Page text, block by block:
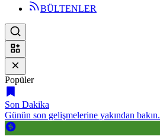
BÜLTENLER
Popüler
Son Dakika
Günün son gelişmelerine yakından bakın.